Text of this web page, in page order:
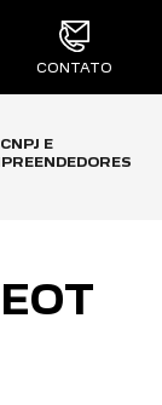
CONTATO
CNPJ E